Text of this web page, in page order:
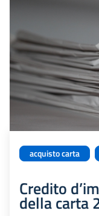
acquisto carta
Credito
della carta